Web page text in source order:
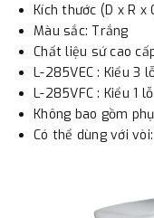
Kích thước (D x R
Màu sắc: Trắng​
Chất liệu sứ cao
L-285VEC : Kiểu 3
L-285VFC : Kiểu 1 lỗ
Không bao gồm
Có thể dùng với vòi: